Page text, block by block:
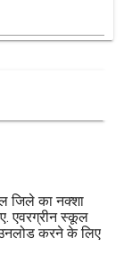
जिले का नक्शा
एवरग्रीन स्कूल
करने के लिए